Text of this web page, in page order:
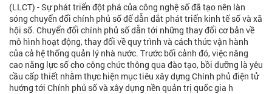
(LLCT) - Sự phát triển đột phá của công nghệ số đã tạo nên làn
sóng chuyển đổi chính phủ số để dẫn dắt phát triển kinh tế số và xã
hội số. Chuyển đổi chính phủ số dẫn tới những thay đổi cơ bản về
mô hình hoạt động, thay đổi về quy trình và cách thức vận hành
của cả hệ thống quản lý nhà nước. Trước bối cảnh đó, việc nâng
cao năng lực số cho công chức thông qua đào tạo, bồi dưỡng là yêu
cầu cấp thiết nhằm thực hiện mục tiêu xây dựng Chính phủ điện tử
hướng tới Chính phủ số và xây dựng nền quản trị quốc gia h